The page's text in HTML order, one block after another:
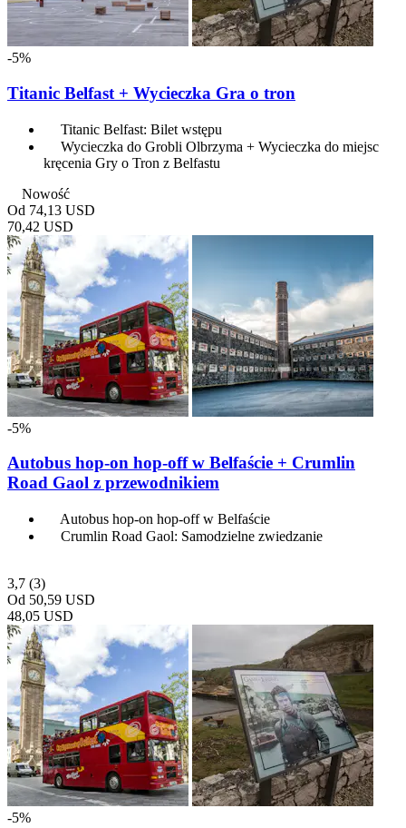
-5%
Titanic Belfast + Wycieczka Gra o tron
Titanic Belfast: Bilet wstępu
Wycieczka do Grobli Olbrzyma + Wycieczka do miejsc
kręcenia Gry o Tron z Belfastu
Nowość
Od 74,13 USD
70,42 USD
-5%
Autobus hop-on hop-off w Belfaście + Crumlin
Road Gaol z przewodnikiem
Autobus hop-on hop-off w Belfaście
Crumlin Road Gaol: Samodzielne zwiedzanie
3,7 (3)
Od 50,59 USD
48,05 USD
-5%